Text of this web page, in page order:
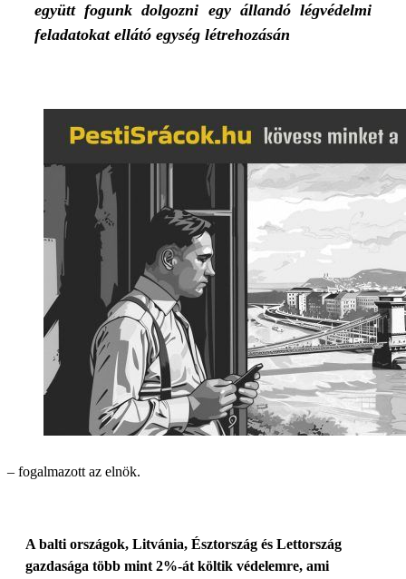
együtt fogunk dolgozni egy állandó légvédelmi
feladatokat ellátó egység létrehozásán
– fogalmazott az elnök.
A balti országok, Litvánia, Észtország és Lettország
gazdasága több mint 2%-át költik védelemre, ami